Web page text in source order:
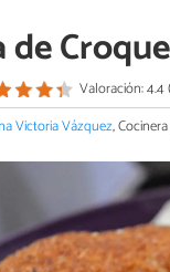
de
Valoración: 4.4
Victoria Vázquez,